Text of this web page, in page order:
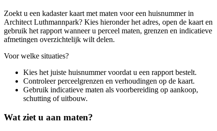
Zoekt u een kadaster kaart met maten voor een huisnummer in
Architect Luthmannpark? Kies hieronder het adres, open de kaart en
gebruik het rapport wanneer u perceel maten, grenzen en indicatieve
afmetingen overzichtelijk wilt delen.
Voor welke situaties?
Kies het juiste huisnummer voordat u een rapport bestelt.
Controleer perceelgrenzen en verhoudingen op de kaart.
Gebruik indicatieve maten als voorbereiding op aankoop,
schutting of uitbouw.
Wat ziet u aan maten?